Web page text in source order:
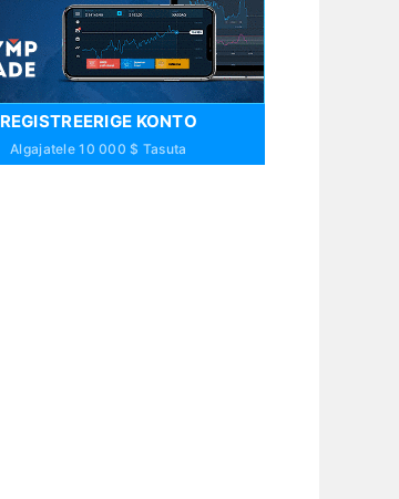
REGISTREERIGE KONTO
Algajatele 10 000 $ Tasuta